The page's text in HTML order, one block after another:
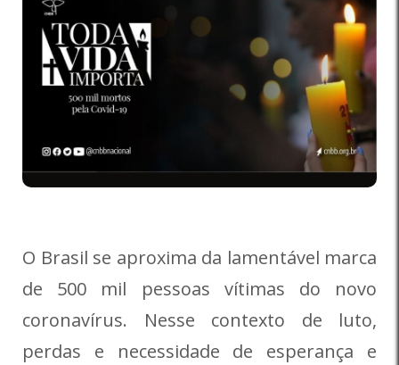
O Brasil se aproxima da lamentável marca
de 500 mil pessoas vítimas do novo
coronavírus. Nesse contexto de luto,
perdas e necessidade de esperança e